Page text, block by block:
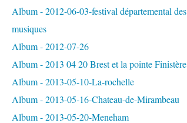
Album - 2012-06-03-festival départemental des
musiques
Album - 2012-07-26
Album - 2013 04 20 Brest et la pointe Finistère
Album - 2013-05-10-La-rochelle
Album - 2013-05-16-Chateau-de-Mirambeau
Album - 2013-05-20-Meneham